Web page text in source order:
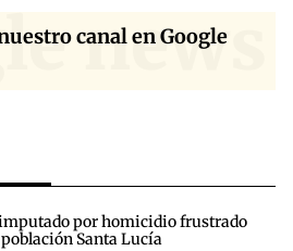
news
canal en Google
por homicidio frustrado
Santa Lucía